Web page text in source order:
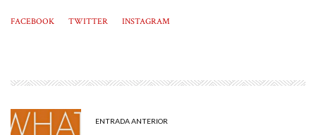
FACEBOOK TWITTER INSTAGRAM
ENTRADA ANTERIOR